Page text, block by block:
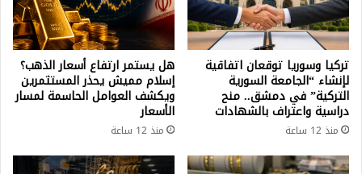
تركيا وسوريا توقعان اتفاقية
لإنشاء “الجامعة السورية
التركية” في دمشق.. منح
دراسية واعتراف بالشهادات
منذ 12 ساعة
هل يستمر ارتفاع أسعار الذهب؟
إسلام مميش يحذر المستثمرين
ويكشف العوامل الحاسمة لمسار
الأسعار
منذ 12 ساعة